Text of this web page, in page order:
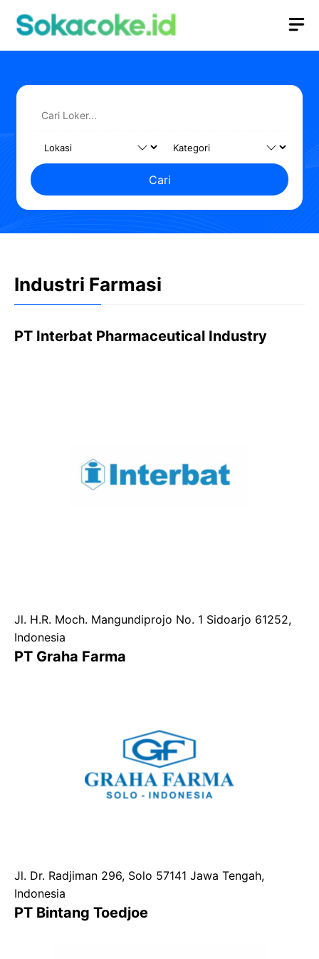
Cari
Industri Farmasi
PT Interbat Pharmaceutical Industry
Jl. H.R. Moch. Mangundiprojo No. 1 Sidoarjo 61252,
Indonesia
PT Graha Farma
Jl. Dr. Radjiman 296, Solo 57141 Jawa Tengah,
Indonesia
PT Bintang Toedjoe